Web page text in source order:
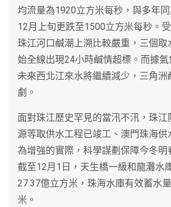
均流量為1920立方米每秒，與多年同
12月上旬更跌至1500立方米每秒。
珠江河口鹹潮上溯比較嚴重，三個取
始全線出現24小時鹹情超標。而據氣
未來西北江來水將繼續減少，三角洲
劇。
面對珠江歷史罕見的當汛不汛，珠
源等取供水工程已竣工、澳門珠海供
為增強的實際，科學謀劃保障今冬明
截至12月1日，天生橋一級和龍灘水
27.37億立方米，珠海水庫有效蓄水
米。